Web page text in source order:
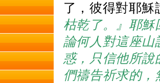
了，彼得對耶穌
枯乾了。』耶穌
論何人對這座山
惑，只信他所
們禱告祈求的